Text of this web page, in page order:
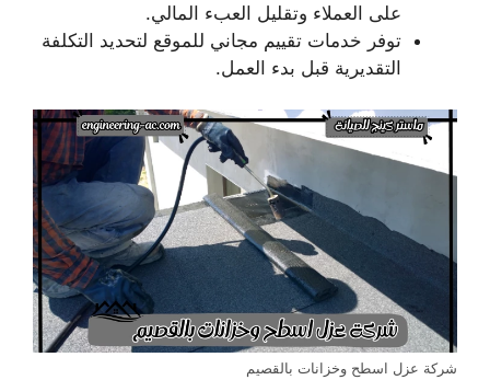
على العملاء وتقليل العبء المالي.
توفر خدمات تقييم مجاني للموقع لتحديد التكلفة
التقديرية قبل بدء العمل.
شركة عزل اسطح وخزانات بالقصيم